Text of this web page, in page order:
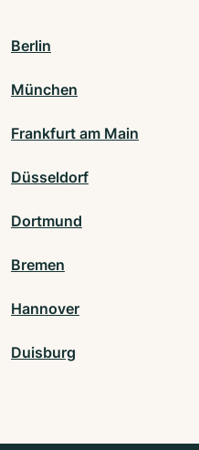
Berlin
München
Frankfurt am Main
Düsseldorf
Dortmund
Bremen
Hannover
Duisburg